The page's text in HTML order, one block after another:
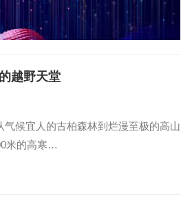
越野天堂
候宜人的古柏森林到烂漫至极的高山
米的高寒…